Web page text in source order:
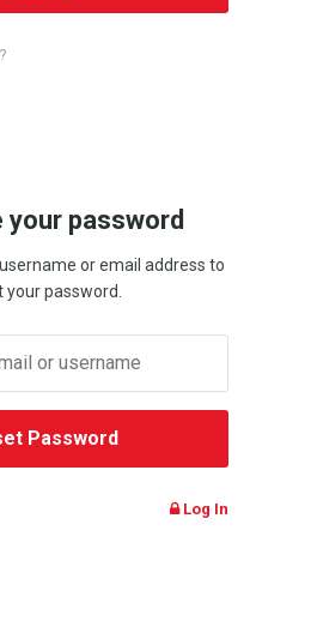
your password
or email address to
your password.
Log In